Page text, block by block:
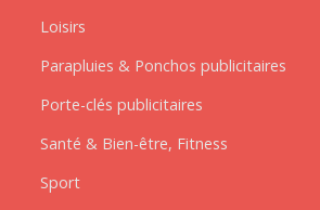
Loisirs
Parapluies & Ponchos publicitaires
Porte-clés publicitaires
Santé & Bien-être, Fitness
Sport